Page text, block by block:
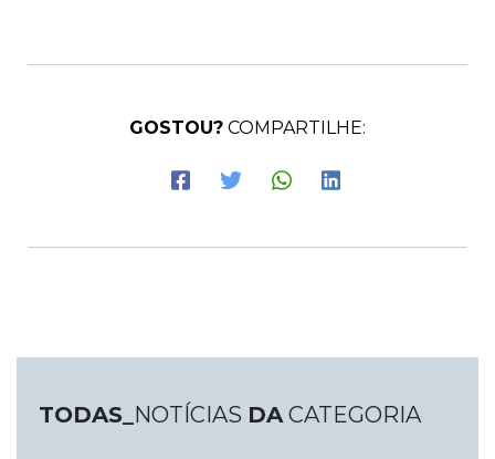
GOSTOU? COMPARTILHE:
TODAS_ NOTÍCIAS DACATEGORIA